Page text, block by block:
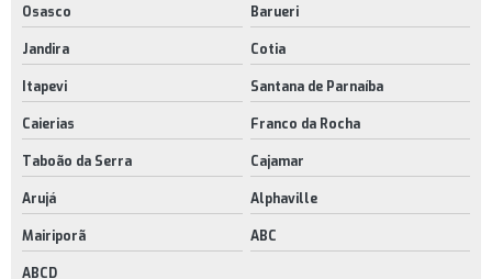
Osasco Barueri
Jandira Cotia
Itapevi Santana de Parnaíba
Caierias Franco da Rocha
Taboão da Serra Cajamar
Arujá Alphaville
Mairiporã ABC
ABCD